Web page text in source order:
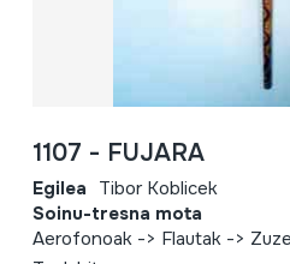
1107 - FUJARA
Egilea Tibor Koblicek
Soinu-tresna mota
Aerofonoak -> Flautak ->